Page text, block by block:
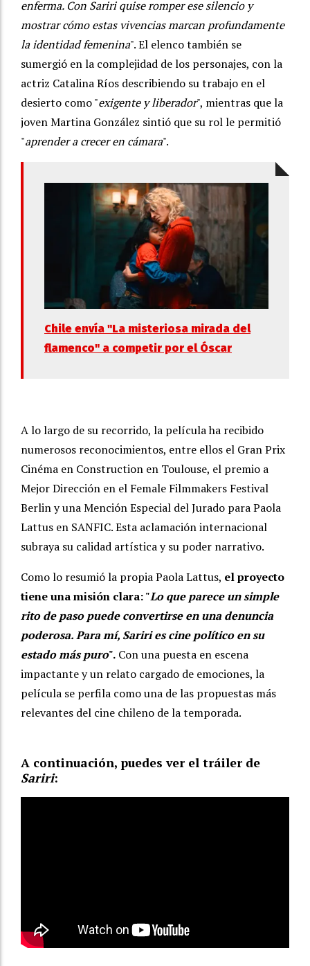
enferma. Con Sariri quise romper ese silencio y
mostrar cómo estas vivencias marcan profundamente
la identidad femenina". El elenco también se
sumergió en la complejidad de los personajes, con la
actriz Catalina Ríos describiendo su trabajo en el
desierto como "exigente y liberador", mientras que la
joven Martina González sintió que su rol le permitió
"aprender a crecer en cámara".
Chile envía "La misteriosa mirada del
flamenco" a competir por el Óscar
A lo largo de su recorrido, la película ha recibido
numerosos reconocimientos, entre ellos el Gran Prix
Cinéma en Construction en Toulouse, el premio a
Mejor Dirección en el Female Filmmakers Festival
Berlin y una Mención Especial del Jurado para Paola
Lattus en SANFIC. Esta aclamación internacional
subraya su calidad artística y su poder narrativo.
Como lo resumió la propia Paola Lattus, el proyecto
tiene una misión clara: "Lo que parece un simple
rito de paso puede convertirse en una denuncia
poderosa. Para mí, Sariri es cine político en su
estado más puro". Con una puesta en escena
impactante y un relato cargado de emociones, la
película se perfila como una de las propuestas más
relevantes del cine chileno de la temporada.
A continuación, puedes ver el tráiler de
Sariri: